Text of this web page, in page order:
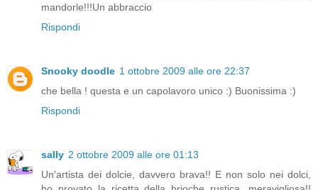
mandorle!!!Un abbraccio
Rispondi
Snooky doodle 1 ottobre 2009 alle ore 22:37
che bella ! questa e un capolavoro unico :) Buonissima :)
Rispondi
sally 2 ottobre 2009 alle ore 01:13
Un'artista dei dolcie, davvero brava!! E non solo nei dolci,